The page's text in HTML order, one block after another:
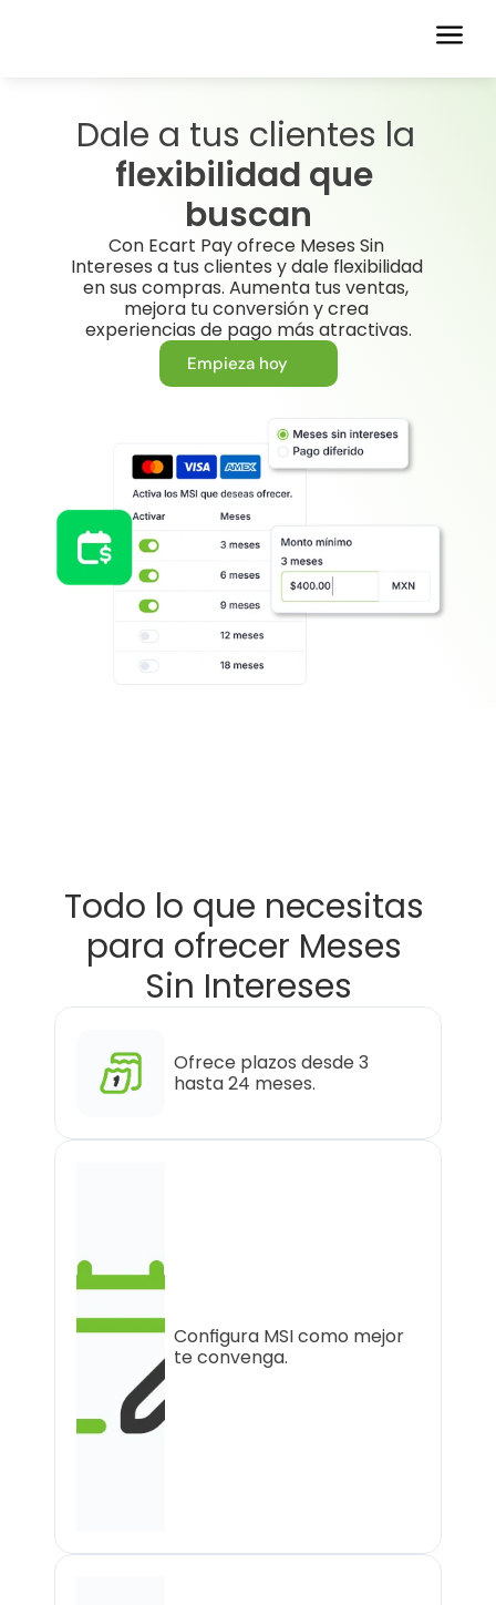
flexibilidad que
buscan
Con Ecart Pay ofrece Meses Sin
Intereses a tus clientes y dale flexibilidad
en sus compras. Aumenta tus ventas,
mejora tu conversión y crea
experiencias de pago más atractivas.
Empieza hoy
Todo lo que necesitas
para ofrecer Meses
Sin Intereses
Ofrece plazos desde 3
hasta 24 meses.
Configura MSI como mejor
te convenga.